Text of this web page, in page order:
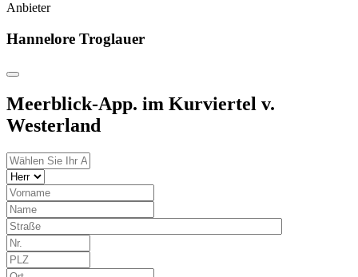
Anbieter
Hannelore Troglauer
Meerblick-App. im Kurviertel v.
Westerland